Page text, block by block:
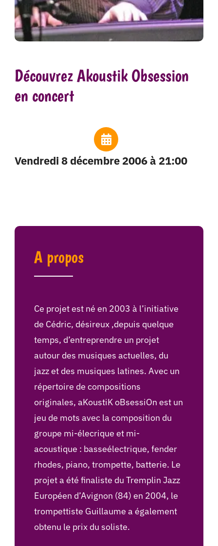
Découvrez Akoustik Obsession
en concert
vendredi 8 décembre 2006 à 21:00
A propos
Ce projet est né en 2003 à l’initiative
de Cédric, désireux ,depuis quelque
temps, d’entreprendre un projet
autour des musiques actuelles, du
jazz et des musiques latines. Avec un
répertoire de compositions
originales, aKoustiK oBsessiOn est un
jeu de mots avec la composition du
groupe mi-élecrique et mi-
acoustique : basseélectrique, fender
rhodes, piano, trompette, batterie. Le
projet a été finaliste du Tremplin Jazz
Européen d’Avignon (84) en 2004, le
trompettiste Guillaume a également
obtenu le prix du soliste.